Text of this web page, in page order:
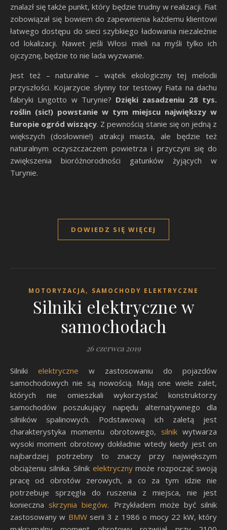
znalazł się także punkt, który będzie trudny w realizacji. Fiat
zobowiązał się bowiem do zapewnienia każdemu klientowi
łatwego dostępu do sieci szybkiego ładowania niezależnie
od lokalizacji. Nawet jeśli Włosi mieli na myśli tylko ich
ojczyznę, będzie to nie lada wyzwanie.
Jest też – naturalnie – wątek ekologiczny tej melodii
przyszłości. Kojarzycie słynny tor testowy Fiata na dachu
fabryki Lingotto w Turynie? Dzięki zasadzeniu 28 tys.
roślin (sic!) powstanie w tym miejscu największy w
Europie ogród wiszący. Z pewnością stanie się on jedną z
większych (dosłownie!) atrakcji miasta, ale będzie też
naturalnym oczyszczaczem powietrza i przyczyni się do
zwiększenia bioróżnorodności gatunków żyjących w
Turynie.
DOWIEDZ SIĘ WIĘCEJ
MOTORYZACJA, SAMOCHODY ELEKTRYCZNE
Silniki elektryczne w
samochodach
26 czerwca 2019
Silniki elektryczne w zastosowaniu do pojazdów
samochodowych nie są nowością. Mają one wiele zalet,
których nie omieszkali wykorzystać konstruktorzy
samochodów poszukujący napędu alternatywnego dla
silników spalinowych. Podstawową ich zaletą jest
charakterystyka momentu obrotowego, silnikwytwarza
wysoki moment obrotowy dokładnie wtedy kiedy jest on
najbardziej potrzebny to znaczy przy największym
obciążeniu silnika. Silnik elektrycznymoże rozpocząć swoją
pracę od obrotów zerowych, a co za tym idzie nie
potrzebuje sprzęgła do ruszenia z miejsca, nie jest
konieczna skrzynia biegów. Przykładem może być silnik
zastosowany w BMWserii 3 z 1986 o mocy 22 kW, który